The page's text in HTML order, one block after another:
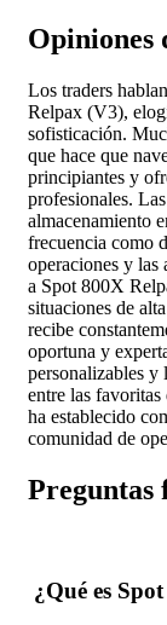
Opiniones
Los traders
Relpax (V3),
sofisticación.
que hace que
principiantes y
profesionales.
almacenamiento
frecuencia como
operaciones y las
a Spot 800X
situaciones de
recibe
oportuna y
personalizables y
entre las
ha establecido
comunidad de
Preguntas
¿Qué es